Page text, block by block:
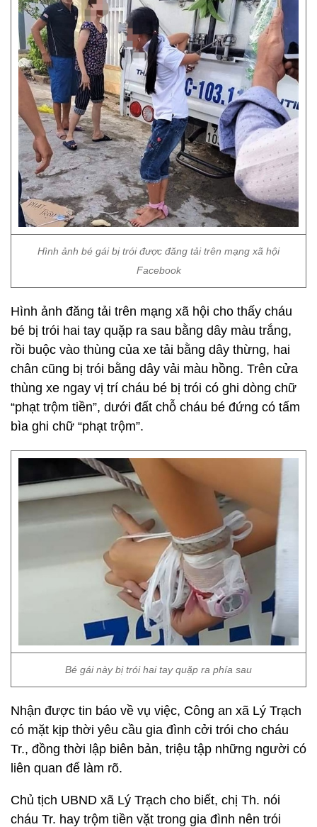
Hình ảnh bé gái bị trói được đăng tải trên mạng xã hội
Facebook
Hình ảnh đăng tải trên mạng xã hội cho thấy cháu
bé bị trói hai tay quặp ra sau bằng dây màu trắng,
rồi buộc vào thùng của xe tải bằng dây thừng, hai
chân cũng bị trói bằng dây vải màu hồng. Trên cửa
thùng xe ngay vị trí cháu bé bị trói có ghi dòng chữ
“phạt trộm tiền”, dưới đất chỗ cháu bé đứng có tấm
bìa ghi chữ “phạt trộm”.
Bé gái này bị trói hai tay quặp ra phía sau
Nhận được tin báo về vụ việc, Công an xã Lý Trạch
có mặt kịp thời yêu cầu gia đình cởi trói cho cháu
Tr., đồng thời lập biên bản, triệu tập những người có
liên quan để làm rõ.
Chủ tịch UBND xã Lý Trạch cho biết, chị Th. nói
cháu Tr. hay trộm tiền vặt trong gia đình nên trói